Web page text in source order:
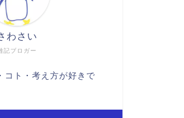
記ブロガー
わさい
コト・考え方が好きで